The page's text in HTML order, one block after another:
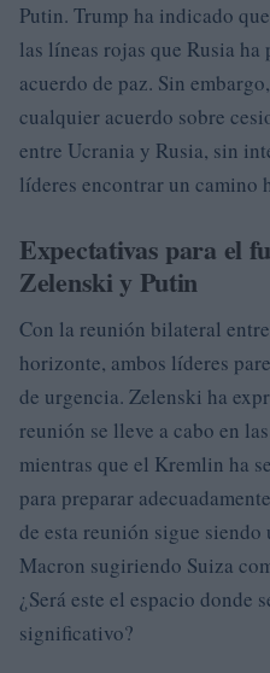
Putin. Trump ha indicado
las líneas rojas que Rusia
acuerdo de paz. Sin
cualquier acuerdo sobre
entre Ucrania y Rusia, sin
líderes encontrar un camino
Expectativas para el
Zelenski y Putin
Con la reunión bilateral
horizonte, ambos líderes
de urgencia. Zelenski ha
reunión se lleve a cabo en
mientras que el Kremlin ha
para preparar
de esta reunión sigue
Macron sugiriendo Suiza
¿Será este el espacio donde
significativo?